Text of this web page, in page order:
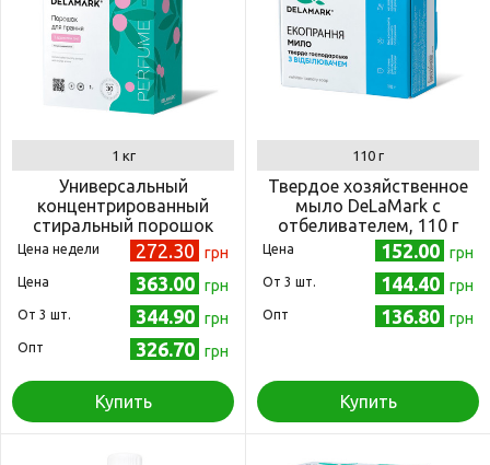
1 кг
Универсальный
концентрированный
стиральный порошок
DeLaMark с ароматом личи
1 кг
Цена недели 272.30 грн
Цена 363.00 грн
Oт 3 шт. 344.90 грн
Опт 326.70 грн
Купить
110 г
Твердое хозяйственное
мыло DeLaMark с
отбеливателем, 110 г
Цена 152.00 грн
Oт 3 шт. 144.40 грн
Опт 136.80 грн
Купить